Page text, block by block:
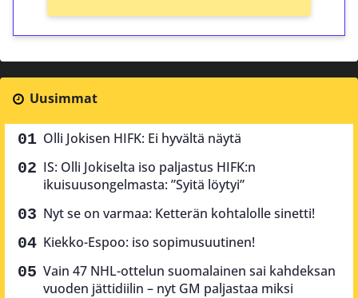
Uusimmat
Olli Jokisen HIFK: Ei hyvältä näytä
IS: Olli Jokiselta iso paljastus HIFK:n
ikuisuusongelmasta: ”Syitä löytyi”
Nyt se on varmaa: Ketterän kohtalolle sinetti!
Kiekko-Espoo: iso sopimusuutinen!
Vain 47 NHL-ottelun suomalainen sai kahdeksan
vuoden jättidiilin – nyt GM paljastaa miksi